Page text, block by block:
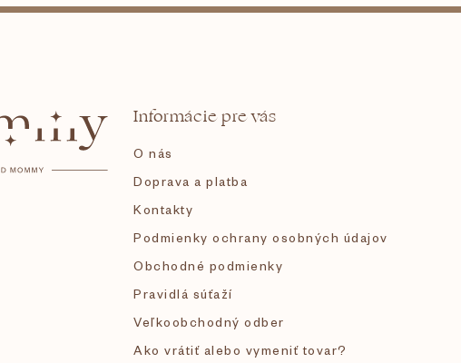
o
v
Informácie pre vás
O nás
Doprava a platba
Kontakty
Podmienky ochrany osobných údajov
Obchodné podmienky
Pravidlá súťaží
Veľkoobchodný odber
Ako vrátiť alebo vymeniť tovar?